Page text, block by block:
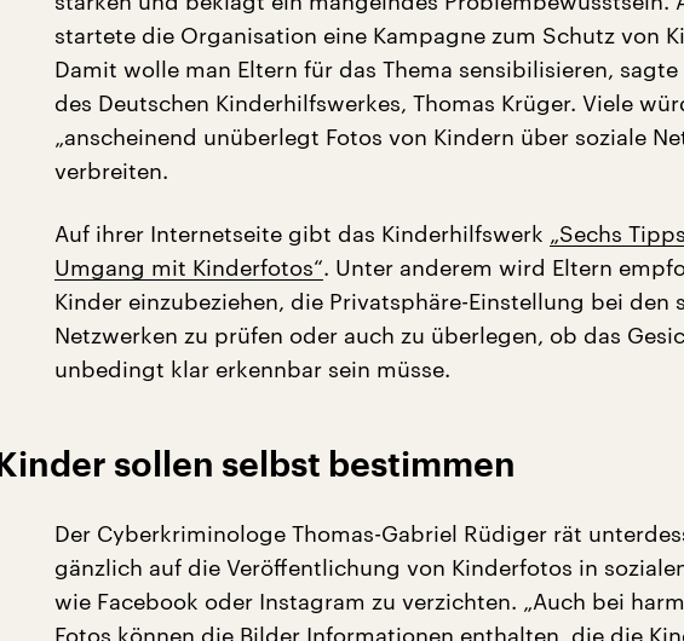
startete die Organisation eine Kampagne zum Schutz von
Damit wolle man Eltern für das Thema sensibilisieren,
des Deutschen Kinderhilfswerkes, Thomas Krüger. Viele
„anscheinend unüberlegt Fotos von Kindern über soziale
verbreiten.
Auf ihrer Internetseite gibt das Kinderhilfswerk „Sechs
Umgang mit Kinderfotos“. Unter anderem wird Eltern
Kinder einzubeziehen, die Privatsphäre-Einstellung bei den
Netzwerken zu prüfen oder auch zu überlegen, ob das
unbedingt klar erkennbar sein müsse.
Kinder sollen selbst bestimmen
Der Cyberkriminologe Thomas-Gabriel Rüdiger rät
gänzlich auf die Veröffentlichung von Kinderfotos in
wie Facebook oder Instagram zu verzichten. „Auch bei
Fotos können die Bilder Informationen enthalten, die die